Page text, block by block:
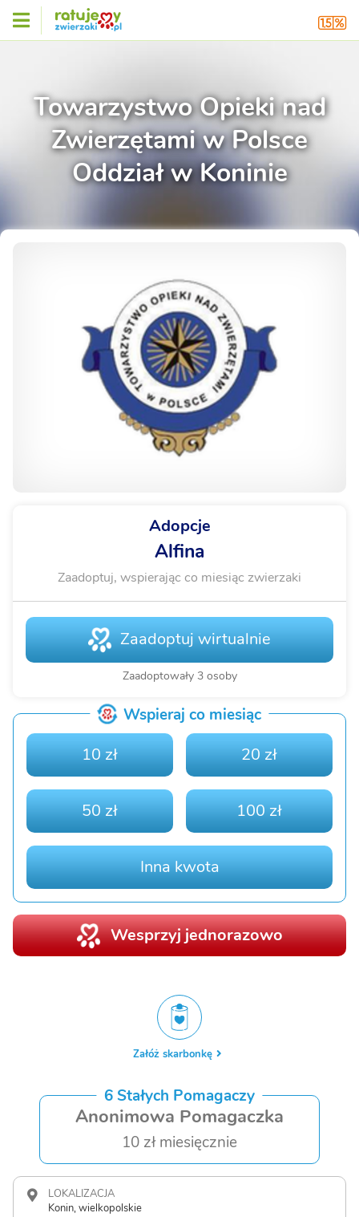
Towarzystwo Opieki nad
Zwierzętami w Polsce
Oddział w Koninie
Adopcje
Alfina
Zaadoptuj, wspierając co miesiąc zwierzaki
Zaadoptuj wirtualnie
Zaadoptowały 3 osoby
Wspieraj co miesiąc
10 zł 20 zł
50 zł 100 zł
Inna kwota
Wesprzyj jednorazowo
Załóż skarbonkę
6 Stałych Pomagaczy
Anonimowa Pomagaczka
10 zł miesięcznie
LOKALIZACJA
Konin, wielkopolskie